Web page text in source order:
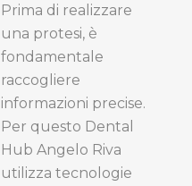
Prima di realizzare
una protesi, è
fondamentale
raccogliere
informazioni precise.
Per questo Dental
Hub Angelo Riva
utilizza tecnologie